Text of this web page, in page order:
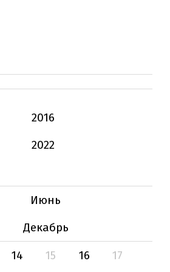
2016
2022
Июнь
Декабрь
14
15 16 17